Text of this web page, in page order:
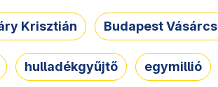
Krisztián Budapest
hulladékgyűjtő egymillió